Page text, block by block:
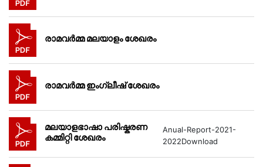
രാമവർമ്മ മലയാളം ശേഖരം
രാമവർമ്മ ഇംഗ്ലീഷ് ശേഖരം
മലയാളഭാഷാ പരിഷ്കരണ
കമ്മിറ്റി ശേഖരം
Anual-Report-2021-
2022Download